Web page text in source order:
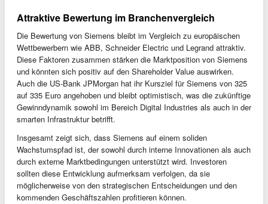
Attraktive Bewertung im Branchenvergleich
Die Bewertung von Siemens bleibt im Vergleich zu europäischen
Wettbewerbern wie ABB, Schneider Electric und Legrand attraktiv.
Diese Faktoren zusammen stärken die Marktposition von Siemens
und könnten sich positiv auf den Shareholder Value auswirken.
Auch die US-Bank JPMorgan hat ihr Kursziel für Siemens von 325
auf 335 Euro angehoben und bleibt optimistisch, was die zukünftige
Gewinndynamik sowohl im Bereich Digital Industries als auch in der
smarten Infrastruktur betrifft.
Insgesamt zeigt sich, dass Siemens auf einem soliden
Wachstumspfad ist, der sowohl durch interne Innovationen als auch
durch externe Marktbedingungen unterstützt wird. Investoren
sollten diese Entwicklung aufmerksam verfolgen, da sie
möglicherweise von den strategischen Entscheidungen und den
kommenden Geschäftszahlen profitieren können.